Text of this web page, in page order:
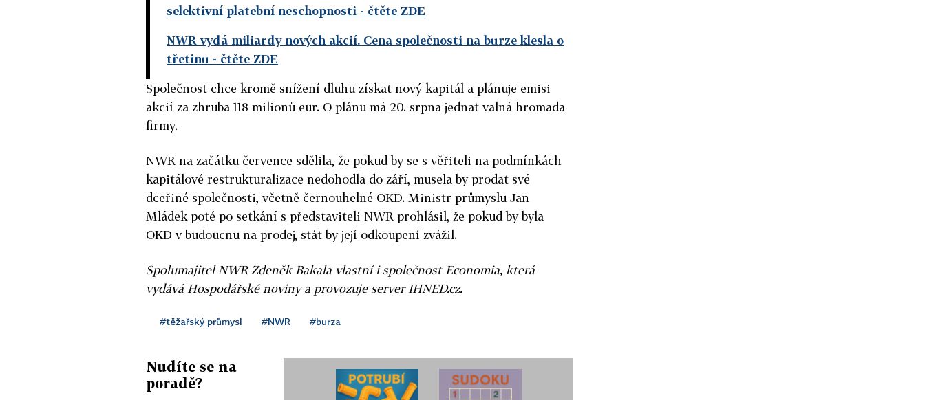
selektivní platební neschopnosti - čtěte ZDE
NWR vydá miliardy nových akcií. Cena společnosti na burze klesla o
třetinu - čtěte ZDE
Společnost chce kromě snížení dluhu získat nový kapitál a plánuje emisi
akcií za zhruba 118 milionů eur. O plánu má 20. srpna jednat valná hromada
firmy.
NWR na začátku července sdělila, že pokud by se s věřiteli na podmínkách
kapitálové restrukturalizace nedohodla do září, musela by prodat své
dceřiné společnosti, včetně černouhelné OKD. Ministr průmyslu Jan
Mládek poté po setkání s představiteli NWR prohlásil, že pokud by byla
OKD v budoucnu na prodej, stát by její odkoupení zvážil.
Spolumajitel NWR Zdeněk Bakala vlastní i společnost Economia, která
vydává Hospodářské noviny a provozuje server IHNED.cz.
#těžařský průmysl #NWR #burza
Nudíte se na
poradě?